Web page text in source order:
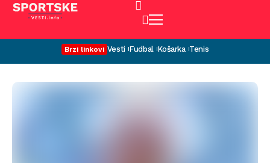
Brzi linkovi Vesti Fudbal Košarka Tenis